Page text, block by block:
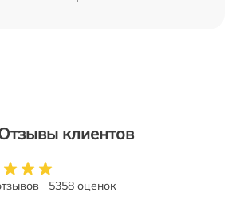
клиентов
5358 оценок